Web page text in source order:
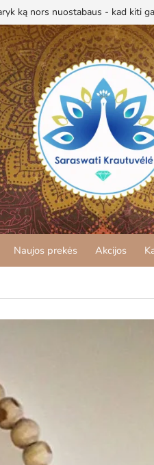
ką nors nuostabaus - kad kiti
Naujos prekės Akcijos